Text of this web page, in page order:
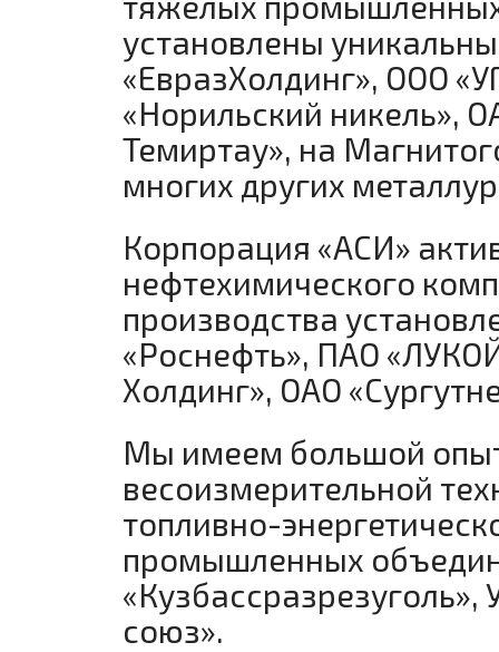
установлены
«ЕвразХолдинг», ООО
«Норильский никель»,
Темиртау», на
многих других
Корпорация «АСИ»
нефтехимического
производства
«Роснефть», ПАО
Холдинг», ОАО
Мы имеем большой
весоизмерительной
топливно-
промышленных
союз».